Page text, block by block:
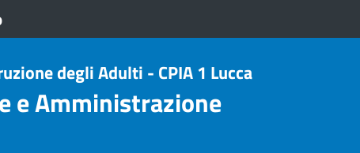
degli Adulti - CPIA 1 Lucca
e Amministrazione